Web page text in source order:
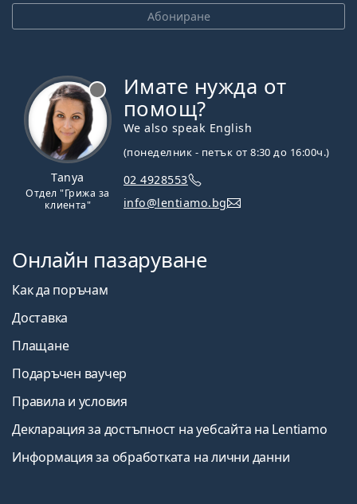
Абониране
Tanya
Отдел "Грижа за
клиента"
Имате нужда от
помощ?
We also speak English
(понеделник - петък от 8:30 до 16:00ч.)
02 4928553
info@lentiamo.bg
Онлайн пазаруване
Как да поръчам
Доставка
Плащане
Подаръчен ваучер
Правила и условия
Декларация за достъпност на уебсайта на Lentiamo
Информация за обработката на лични данни